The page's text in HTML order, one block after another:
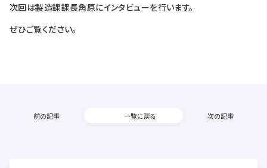
次回は製造課課長角原にインタビューを行います。
ぜひご覧ください。
前の記事 一覧に戻る 次の記事